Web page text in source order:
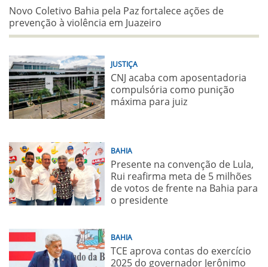
Novo Coletivo Bahia pela Paz fortalece ações de
prevenção à violência em Juazeiro
JUSTIÇA
CNJ acaba com aposentadoria
compulsória como punição
máxima para juiz
BAHIA
Presente na convenção de Lula,
Rui reafirma meta de 5 milhões
de votos de frente na Bahia para
o presidente
BAHIA
TCE aprova contas do exercício
2025 do governador Jerônimo